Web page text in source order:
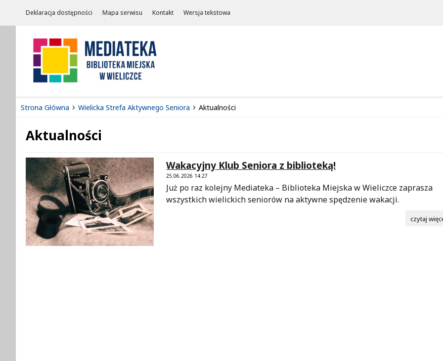
Deklaracja dostępności Mapa serwisu Kontakt Wersja tekstowa
Strona Główna Wielicka Strefa Aktywnego Seniora Aktualności
Aktualności
Treść Wakacyjny Klub Seniora z biblioteką!
25.06.2026 14:27
Już po raz kolejny Mediateka – Biblioteka Miejska w Wieliczce zaprasza
wszystkich wielickich seniorów na aktywne spędzenie wakacji.
czytaj